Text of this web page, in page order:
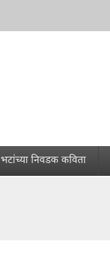
भटांच्या निवडक कविता